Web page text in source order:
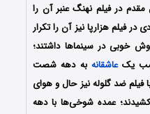
مقدم در فیلم نهنگ عنبر آن را
در فیلم هزارپا نیز آن را تکرار
خوبی در سینماها داشتند؛
بمب یکعاشقانه به دهه شصت
ضد گلوله نیز حال و هوای
عمده شوخی‌ها با دهه